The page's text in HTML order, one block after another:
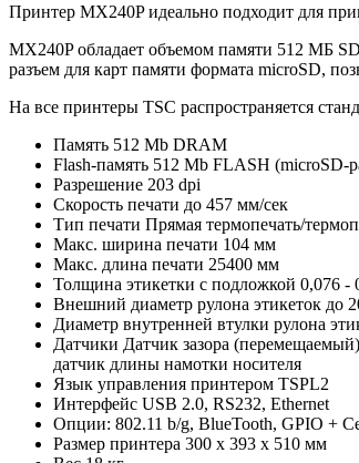
Принтер MX240P идеально подходит для
MX240P обладает объемом памяти 512 МБ
разъем для карт памяти формата microSD,
На все принтеры TSC распространяется
Память 512 Mb DRAM
Flash-память 512 Mb FLASH (microSD-
Разрешение 203 dpi
Скорость печати до 457 мм/сек
Тип печати Прямая термопечать/
Макс. ширина печати 104 мм
Макс. длина печати 25400 мм
Толщина этикетки с подложкой 0,076 -
Внешний диаметр рулона этикеток до
Диаметр внутренней втулки рулона
Датчики Датчик зазора
датчик длины намотки носителя
Язык управления принтером TSPL2
Интерфейс USB 2.0, RS232, Ethernet
Опции: 802.11 b/g, BlueTooth, GPIO +
Размер принтера 300 x 393 x 510 мм